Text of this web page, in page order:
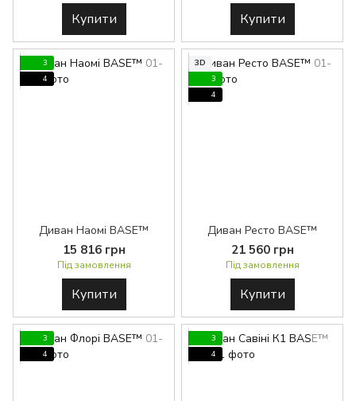
Купити Купити
3
4
Диван Наомі BASE™
15 816 грн
Під замовлення
Купити
3D
3
4
Диван Ресто BASE™
21 560 грн
Під замовлення
Купити
3
4
3
4